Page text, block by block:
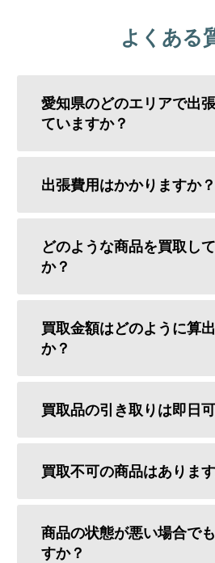
よくある
愛知県のどのエリアで出
ていますか？
出張費用はかかりますか？
どのような商品を買取し
か？
買取金額はどのように算
か？
買取品の引き取りは即日
買取不可の商品はありま
商品の状態が悪い場合で
すか？